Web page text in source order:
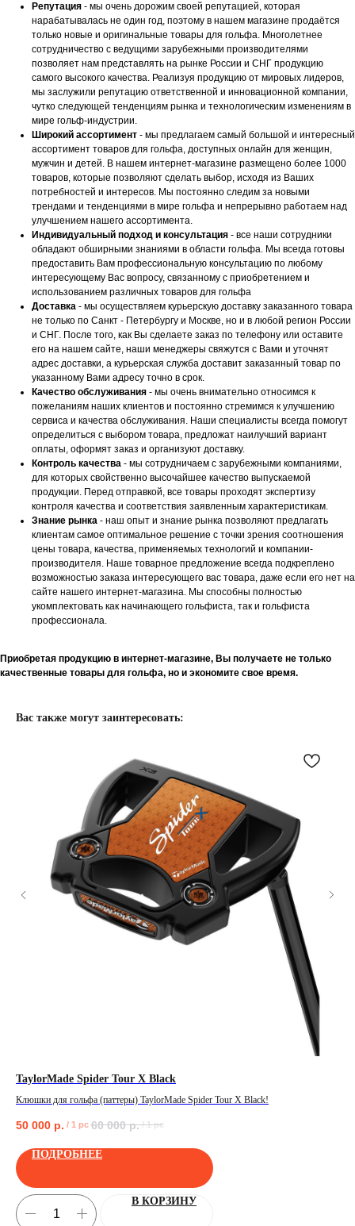
Репутация - мы очень дорожим своей репутацией, которая
нарабатывалась не один год, поэтому в нашем магазине продаётся
только новые и оригинальные товары для гольфа. Многолетнее
сотрудничество с ведущими зарубежными производителями
позволяет нам представлять на рынке России и СНГ продукцию
самого высокого качества. Реализуя продукцию от мировых лидеров,
мы заслужили репутацию ответственной и инновационной компании,
чутко следующей тенденциям рынка и технологическим изменениям в
мире гольф-индустрии.
Широкий ассортимент - мы предлагаем самый большой и интересный
ассортимент товаров для гольфа, доступных онлайн для женщин,
мужчин и детей. В нашем интернет-магазине размещено более 1000
товаров, которые позволяют сделать выбор, исходя из Ваших
потребностей и интересов. Мы постоянно следим за новыми
трендами и тенденциями в мире гольфа и непрерывно работаем над
улучшением нашего ассортимента.
Индивидуальный подход и консультация - все наши сотрудники
обладают обширными знаниями в области гольфа. Мы всегда готовы
предоставить Вам профессиональную консультацию по любому
интересующему Вас вопросу, связанному с приобретением и
использованием различных товаров для гольфа
Доставка - мы осуществляем курьерскую доставку заказанного товара
не только по Санкт - Петербургу и Москве, но и в любой регион России
и СНГ. После того, как Вы сделаете заказ по телефону или оставите
его на нашем сайте, наши менеджеры свяжутся с Вами и уточнят
адрес доставки, а курьерская служба доставит заказанный товар по
указанному Вами адресу точно в срок.
Качество обслуживания - мы очень внимательно относимся к
пожеланиям наших клиентов и постоянно стремимся к улучшению
сервиса и качества обслуживания. Наши специалисты всегда помогут
определиться с выбором товара, предложат наилучший вариант
оплаты, оформят заказ и организуют доставку.
Контроль качества - мы сотрудничаем с зарубежными компаниями,
для которых свойственно высочайшее качество выпускаемой
продукции. Перед отправкой, все товары проходят экспертизу
контроля качества и соответствия заявленным характеристикам.
Знание рынка - наш опыт и знание рынка позволяют предлагать
клиентам самое оптимальное решение с точки зрения соотношения
цены товара, качества, применяемых технологий и компании-
производителя. Наше товарное предложение всегда подкреплено
возможностью заказа интересующего вас товара, даже если его нет на
сайте нашего интернет-магазина. Мы способны полностью
укомплектовать как начинающего гольфиста, так и гольфиста
профессионала.
Приобретая продукцию в интернет-магазине, Вы получаете не только
качественные товары для гольфа, но и экономите свое время.
Вас также могут заинтересовать:
TaylorMade Spider Tour X Black
Клюшки для гольфа (паттеры) TaylorMade Spider Tour X Black!
50 000 р. / 1 pc 60 000 р. / 1 pc
ПОДРОБНЕЕ
В КОРЗИНУ